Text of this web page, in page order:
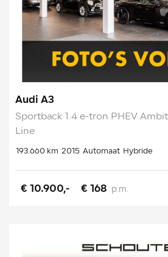
Audi A3
Sportback 1.4 e-tron PHEV
Line
193.660 km 2015 Automaat Hybride
€ 10.900,- € 168 p.m.